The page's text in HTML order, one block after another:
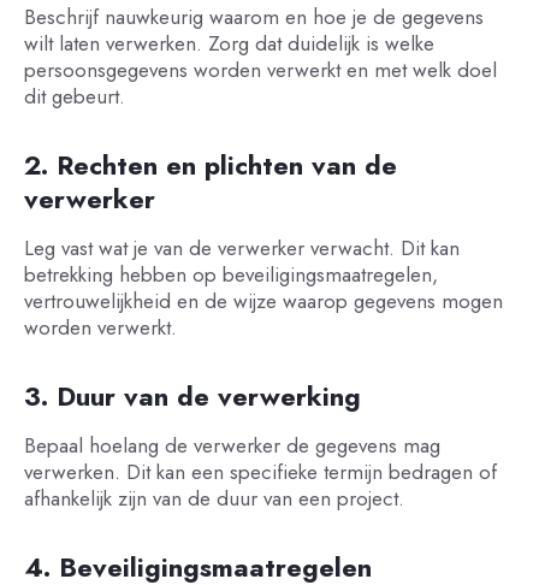
Beschrijf nauwkeurig waarom en hoe je de gegevens
wilt laten verwerken. Zorg dat duidelijk is welke
persoonsgegevens worden verwerkt en met welk doel
dit gebeurt.
2. Rechten en plichten van de
verwerker
Leg vast wat je van de verwerker verwacht. Dit kan
betrekking hebben op beveiligingsmaatregelen,
vertrouwelijkheid en de wijze waarop gegevens mogen
worden verwerkt.
3. Duur van de verwerking
Bepaal hoelang de verwerker de gegevens mag
verwerken. Dit kan een specifieke termijn bedragen of
afhankelijk zijn van de duur van een project.
4. Beveiligingsmaatregelen